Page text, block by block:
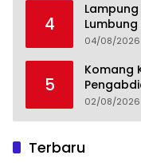
4
Menuju
04/08/2026
5
Komang
02/08/2026
Terbaru